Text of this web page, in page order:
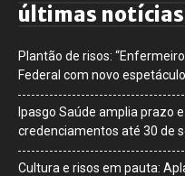
últimas notícias
Plantão de risos:
Federal com novo
Ipasgo Saúde amplia prazo
credenciamentos até 30 de
Cultura e risos em pauta: